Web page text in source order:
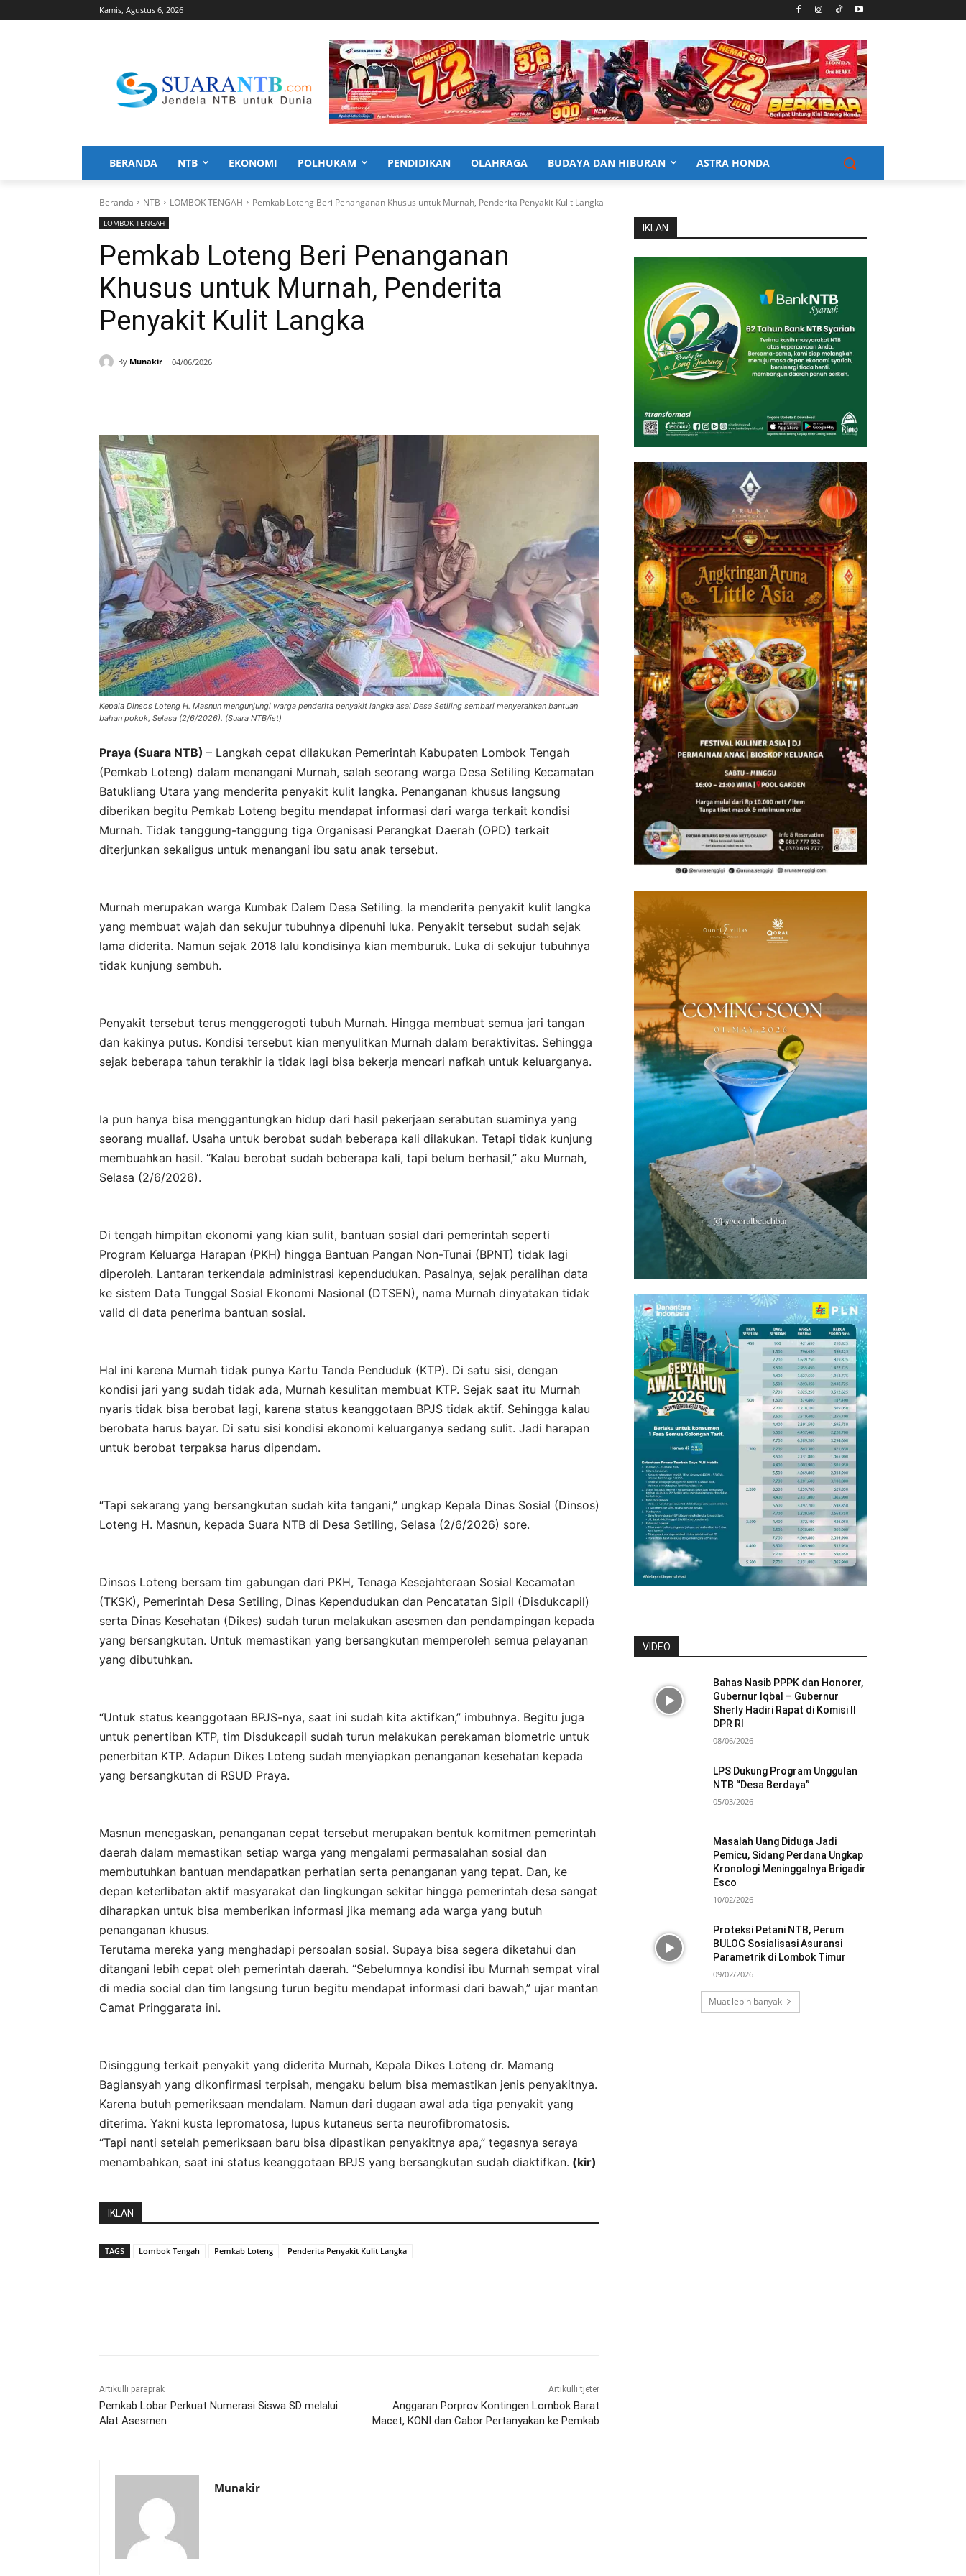
Kamis, Agustus 6, 2026
BERANDA NTB EKONOMI POLHUKAM PENDIDIKAN OLAHRAGA BUDAYA DAN HIBURAN ASTRA HONDA
Beranda NTB LOMBOK TENGAH Pemkab Loteng Beri Penanganan Khusus untuk Murnah, Penderita Penyakit Kulit Langka
LOMBOK TENGAH
Pemkab Loteng Beri Penanganan
Khusus untuk Murnah, Penderita
Penyakit Kulit Langka
By Munakir 04/06/2026
Kepala Dinsos Loteng H. Masnun mengunjungi warga penderita penyakit langka asal Desa Setiling sembari menyerahkan bantuan
bahan pokok, Selasa (2/6/2026). (Suara NTB/ist)
Praya (Suara NTB) – Langkah cepat dilakukan Pemerintah Kabupaten Lombok Tengah
(Pemkab Loteng) dalam menangani Murnah, salah seorang warga Desa Setiling Kecamatan
Batukliang Utara yang menderita penyakit kulit langka. Penanganan khusus langsung
diberikan begitu Pemkab Loteng begitu mendapat informasi dari warga terkait kondisi
Murnah. Tidak tanggung-tanggung tiga Organisasi Perangkat Daerah (OPD) terkait
diterjunkan sekaligus untuk menangani ibu satu anak tersebut.
Murnah merupakan warga Kumbak Dalem Desa Setiling. Ia menderita penyakit kulit langka
yang membuat wajah dan sekujur tubuhnya dipenuhi luka. Penyakit tersebut sudah sejak
lama diderita. Namun sejak 2018 lalu kondisinya kian memburuk. Luka di sekujur tubuhnya
tidak kunjung sembuh.
Penyakit tersebut terus menggerogoti tubuh Murnah. Hingga membuat semua jari tangan
dan kakinya putus. Kondisi tersebut kian menyulitkan Murnah dalam beraktivitas. Sehingga
sejak beberapa tahun terakhir ia tidak lagi bisa bekerja mencari nafkah untuk keluarganya.
Ia pun hanya bisa menggantungkan hidup dari hasil pekerjaan serabutan suaminya yang
seorang muallaf. Usaha untuk berobat sudah beberapa kali dilakukan. Tetapi tidak kunjung
membuahkan hasil. “Kalau berobat sudah beberapa kali, tapi belum berhasil,” aku Murnah,
Selasa (2/6/2026).
Di tengah himpitan ekonomi yang kian sulit, bantuan sosial dari pemerintah seperti
Program Keluarga Harapan (PKH) hingga Bantuan Pangan Non-Tunai (BPNT) tidak lagi
diperoleh. Lantaran terkendala administrasi kependudukan. Pasalnya, sejak peralihan data
ke sistem Data Tunggal Sosial Ekonomi Nasional (DTSEN), nama Murnah dinyatakan tidak
valid di data penerima bantuan sosial.
Hal ini karena Murnah tidak punya Kartu Tanda Penduduk (KTP). Di satu sisi, dengan
kondisi jari yang sudah tidak ada, Murnah kesulitan membuat KTP. Sejak saat itu Murnah
nyaris tidak bisa berobat lagi, karena status keanggotaan BPJS tidak aktif. Sehingga kalau
berobata harus bayar. Di satu sisi kondisi ekonomi keluarganya sedang sulit. Jadi harapan
untuk berobat terpaksa harus dipendam.
“Tapi sekarang yang bersangkutan sudah kita tangani,” ungkap Kepala Dinas Sosial (Dinsos)
Loteng H. Masnun, kepada Suara NTB di Desa Setiling, Selasa (2/6/2026) sore.
Dinsos Loteng bersam tim gabungan dari PKH, Tenaga Kesejahteraan Sosial Kecamatan
(TKSK), Pemerintah Desa Setiling, Dinas Kependudukan dan Pencatatan Sipil (Disdukcapil)
serta Dinas Kesehatan (Dikes) sudah turun melakukan asesmen dan pendampingan kepada
yang bersangkutan. Untuk memastikan yang bersangkutan memperoleh semua pelayanan
yang dibutuhkan.
“Untuk status keanggotaan BPJS-nya, saat ini sudah kita aktifkan,” imbuhnya. Begitu juga
untuk penertiban KTP, tim Disdukcapil sudah turun melakukan perekaman biometric untuk
penerbitan KTP. Adapun Dikes Loteng sudah menyiapkan penanganan kesehatan kepada
yang bersangkutan di RSUD Praya.
Masnun menegaskan, penanganan cepat tersebut merupakan bentuk komitmen pemerintah
daerah dalam memastikan setiap warga yang mengalami permasalahan sosial dan
membutuhkan bantuan mendapatkan perhatian serta penanganan yang tepat. Dan, ke
depan keterlibatan aktif masyarakat dan lingkungan sekitar hingga pemerintah desa sangat
diharapkan untuk bisa memberikan informasi jika memang ada warga yang butuh
penanganan khusus.
Terutama mereka yang menghadapi persoalan sosial. Supaya bisa segera diketahui dan
ditangani lebih cepat oleh pemerintah daerah. “Sebelumnya kondisi ibu Murnah sempat viral
di media social dan tim langsung turun begitu mendapat informasi dari bawah,” ujar mantan
Camat Pringgarata ini.
Disinggung terkait penyakit yang diderita Murnah, Kepala Dikes Loteng dr. Mamang
Bagiansyah yang dikonfirmasi terpisah, mengaku belum bisa memastikan jenis penyakitnya.
Karena butuh pemeriksaan mendalam. Namun dari dugaan awal ada tiga penyakit yang
diterima. Yakni kusta lepromatosa, lupus kutaneus serta neurofibromatosis.
“Tapi nanti setelah pemeriksaan baru bisa dipastikan penyakitnya apa,” tegasnya seraya
menambahkan, saat ini status keanggotaan BPJS yang bersangkutan sudah diaktifkan. (kir)
IKLAN
TAGS Lombok Tengah Pemkab Loteng Penderita Penyakit Kulit Langka
Artikulli paraprak
Pemkab Lobar Perkuat Numerasi Siswa SD melalui
Alat Asesmen
Artikulli tjetër
Anggaran Porprov Kontingen Lombok Barat
Macet, KONI dan Cabor Pertanyakan ke Pemkab
Munakir
IKLAN
VIDEO
Bahas Nasib PPPK dan Honorer,
Gubernur Iqbal – Gubernur
Sherly Hadiri Rapat di Komisi II
DPR RI
08/06/2026
LPS Dukung Program Unggulan
NTB “Desa Berdaya”
05/03/2026
Masalah Uang Diduga Jadi
Pemicu, Sidang Perdana Ungkap
Kronologi Meninggalnya Brigadir
Esco
10/02/2026
Proteksi Petani NTB, Perum
BULOG Sosialisasi Asuransi
Parametrik di Lombok Timur
09/02/2026
Muat lebih banyak